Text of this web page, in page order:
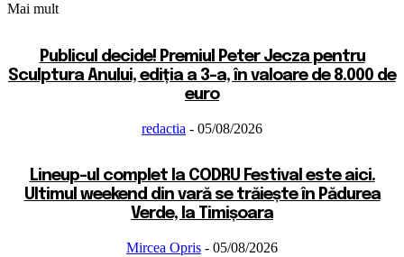
Mai mult
Publicul decide! Premiul Peter Jecza pentru
Sculptura Anului, ediția a 3-a, în valoare de 8.000 de
euro
redactia - 05/08/2026
Lineup-ul complet la CODRU Festival este aici.
Ultimul weekend din vară se trăiește în Pădurea
Verde, la Timișoara
Mircea Opris - 05/08/2026